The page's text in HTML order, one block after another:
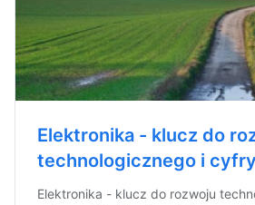
Elektronika - klucz do
technologicznego i
Elektronika - klucz do rozwoju